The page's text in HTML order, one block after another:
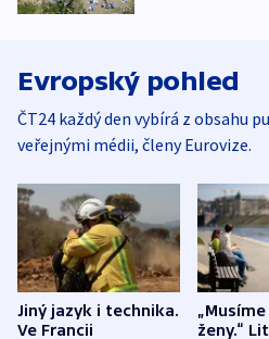
Evropský pohled
ČT24 každý den vybírá z obsahu
veřejnými médii, členy Eurovize.
Jiný jazyk i technika.
Ve Francii
ženy.“